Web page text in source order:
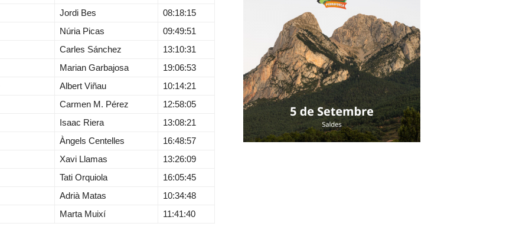
Jordi Bes
08:18:15
Núria Picas 09:49:51
Carles Sánchez
13:10:31
Marian Garbajosa 19:06:53
Albert Viñau
10:14:21
Carmen M. Pérez 12:58:05
Isaac Riera
13:08:21
Àngels Centelles 16:48:57
Xavi Llamas
13:26:09
Tati Orquiola
16:05:45
Adrià Matas
10:34:48
Marta Muixí 11:41:40